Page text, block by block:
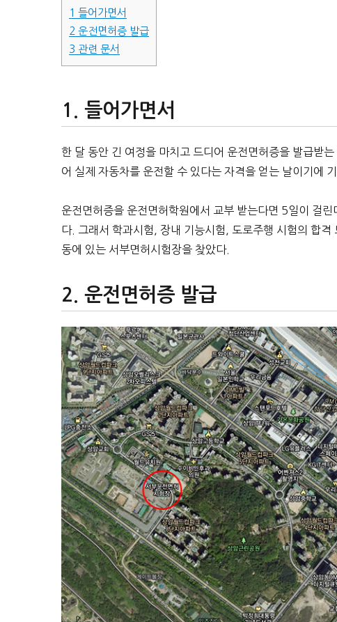
1 들어가면서
2 운전면허증 발급
3 관련 문서
들어가면서
한 달 동안 긴 여정을 마치고 드디어 운전면허증을 발급받
어 실제 자동차를 운전할 수 있다는 자격을 얻는 날이기에
운전면허증을 운전면허학원에서 교부 받는다면 5일이 걸
다. 그래서 학과시험, 장내 기능시험, 도로주행 시험의 합
동에 있는 서부면허시험장을 찾았다.
운전면허증 발급